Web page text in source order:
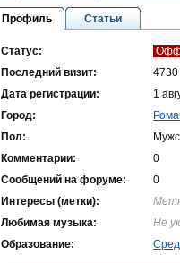
Профиль Статьи
Статус:
Последний визит:
4730
Дата регистрации:
1
Город:
Пол:
Комментарии:
0
Cообщений на форуме:
0
Интересы (метки):
Любимая музыка:
Не
Образование: